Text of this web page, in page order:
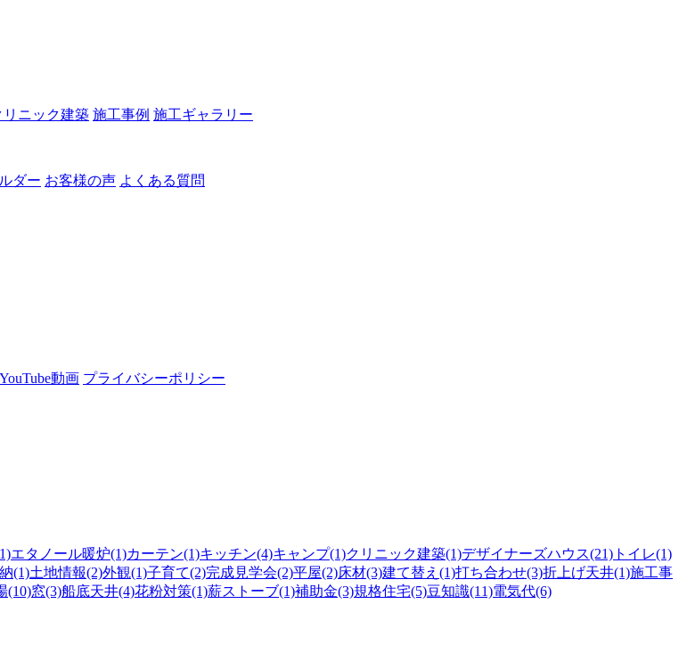
ニック建築 施工事例 施工ギャラリー
ダー お客様の声 よくある質問
動画 プライバシーポリシー
エタノール暖炉(1)カーテン(1)キッチン(4)キャンプ(1)クリニック建築(1)デザイナーズハウス(21) トイレ(1)
(1)土地情報(2)外観(1)子育て(2)完成見学会(2)平屋(2)床材(3)建て替え(1)打ち合わせ(3)折上げ天井(1)施工事
(10)窓(3)船底天井(4)花粉対策(1)薪ストーブ(1)補助金(3)規格住宅(5)豆知識(11)電気代(6)